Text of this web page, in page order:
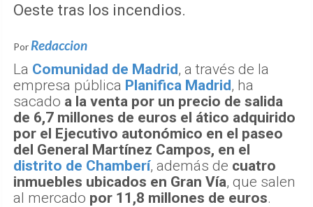
Oeste tras los incendios.
Por Redaccion
La Comunidad de Madrid, a través de la
empresa pública Planifica Madrid, ha
sacado a la venta por un precio de salida
de 6,7 millones de euros el ático adquirido
por el Ejecutivo autonómico en el paseo
del General Martínez Campos, en el
distrito de Chamberí, además de cuatro
inmuebles ubicados en Gran Vía, que salen
al mercado por 11,8 millones de euros.